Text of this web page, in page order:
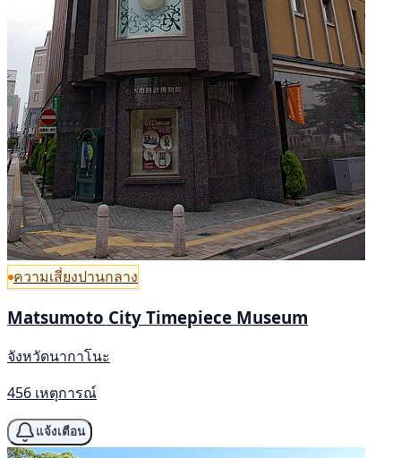
ความเสี่ยงปานกลาง
Matsumoto City Timepiece Museum
จังหวัดนากาโนะ
456 เหตุการณ์
แจ้งเตือน